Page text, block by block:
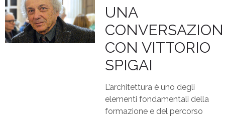
UNA
CON VITTORIO
SPIGAI
L’architettura è uno degli
elementi fondamentali della
formazione e del percorso